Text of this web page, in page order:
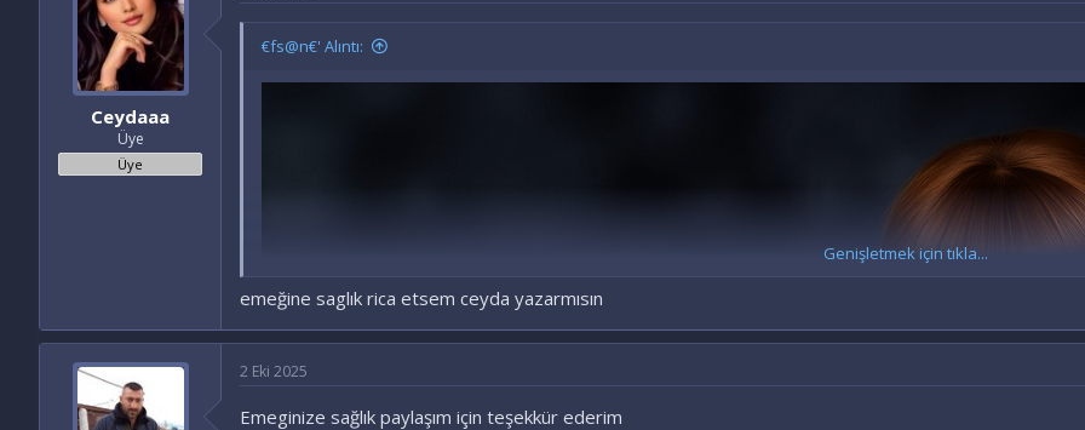
Ceydaaa
Üye
Üye
€fs@n€' Alıntı:
Genişletmek için tıkla...
emeğine saglık rica etsem ceyda yazarmısın
2 Eki 2025
Emeginize sağlık paylaşım için teşekkür ederim